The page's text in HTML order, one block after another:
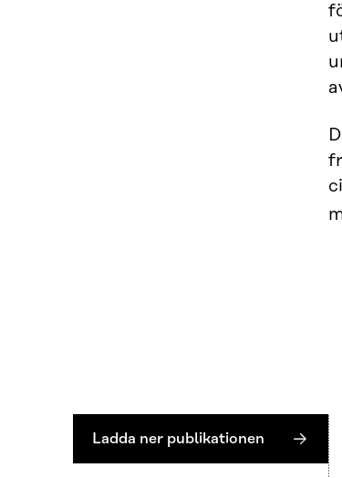
Ladda ner publikationen